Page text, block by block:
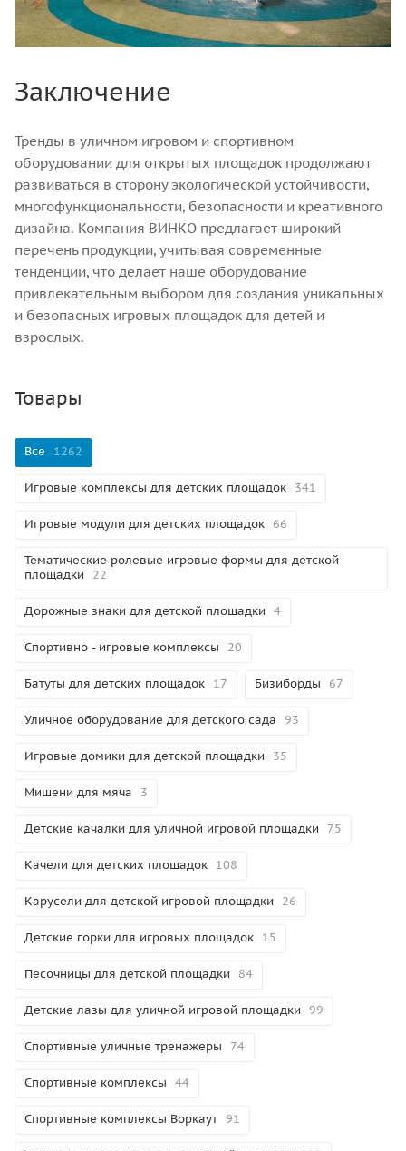
Заключение
Тренды в уличном игровом и спортивном
оборудовании для открытых площадок продолжают
развиваться в сторону экологической устойчивости,
многофункциональности, безопасности и креативного
дизайна. Компания ВИНКО предлагает широкий
перечень продукции, учитывая современные
тенденции, что делает наше оборудование
привлекательным выбором для создания уникальных
и безопасных игровых площадок для детей и
взрослых.
Товары
Все 1262
Игровые комплексы для детских площадок 341
Игровые модули для детских площадок 66
Тематические ролевые игровые формы для детской
площадки
22
Дорожные знаки для детской площадки 4
Спортивно - игровые комплексы 20
Батуты для детских площадок 17 Бизиборды 67
Уличное оборудование для детского сада 93
Игровые домики для детской площадки 35
Мишени для мяча 3
Детские качалки для уличной игровой площадки 75
Качели для детских площадок 108
Карусели для детской игровой площадки 26
Детские горки для игровых площадок 15
Песочницы для детской площадки 84
Детские лазы для уличной игровой площадки 99
Спортивные уличные тренажеры 74
Спортивные комплексы 44
Спортивные комплексы Воркаут 91